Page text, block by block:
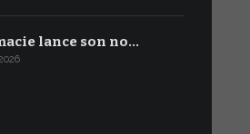
lance son no…